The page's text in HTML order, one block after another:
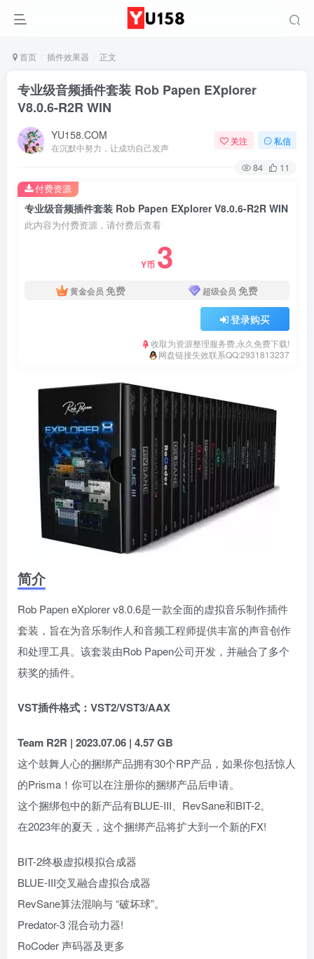
首页 插件效果器 正文
专业级音频插件套装 Rob Papen EXplorer
V8.0.6-R2R WIN
YU158.COM
在沉默中努力，让成功自己发声
关注 私信
84 11
专业级音频插件套装 Rob Papen EXplorer V8.0.6-R2R WIN
此内容为付费资源，请付费后查看
Y币 3
黄金会员 免费 超级会员 免费
登录购买
收取为资源整理服务费,永久免费下载!
网盘链接失效联系QQ:2931813237
付费资源
简介
Rob Papen eXplorer v8.0.6是一款全面的虚拟音乐制作插件
套装，旨在为音乐制作人和音频工程师提供丰富的声音创作
和处理工具。该套装由Rob Papen公司开发，并融合了多个
获奖的插件。
VST插件格式：VST2/VST3/AAX
Team R2R | 2023.07.06 | 4.57 GB
这个鼓舞人心的捆绑产品拥有30个RP产品，如果你包括惊人
的Prisma！你可以在注册你的捆绑产品后申请。
这个捆绑包中的新产品有BLUE-III、RevSane和BIT-2。
在2023年的夏天，这个捆绑产品将扩大到一个新的FX!
BIT-2终极虚拟模拟合成器
BLUE-III交叉融合虚拟合成器
RevSane算法混响与 “破坏球”。
Predator-3 混合动力器!
RoCoder 声码器及更多